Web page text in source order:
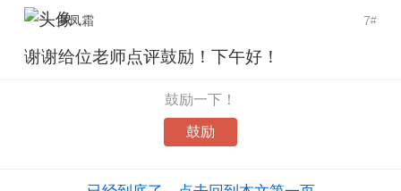
7#
罗凤霜
谢谢给位老师点评鼓励！下午好！
鼓励一下！
鼓励